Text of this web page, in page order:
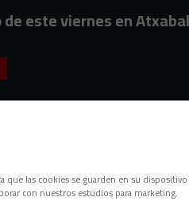
este viernes en
que las cookies se guarden en su
con nuestros estudios para marketing.